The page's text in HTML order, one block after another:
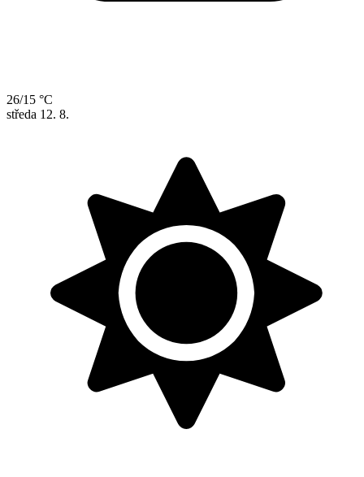
26/15 °C
středa 12. 8.